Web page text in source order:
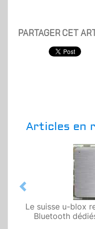
PARTAGER CET
Articles en
Le suisse u-blox
Bluetooth
Previous